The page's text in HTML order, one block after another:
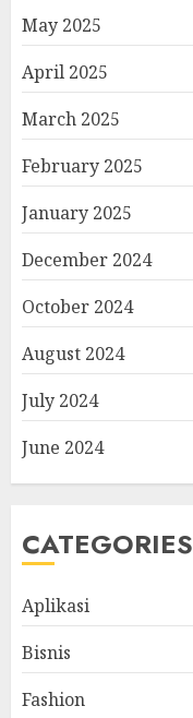
May 2025
April 2025
March 2025
February 2025
January 2025
December 2024
October 2024
August 2024
July 2024
June 2024
CATEGORIES
Aplikasi
Bisnis
Fashion